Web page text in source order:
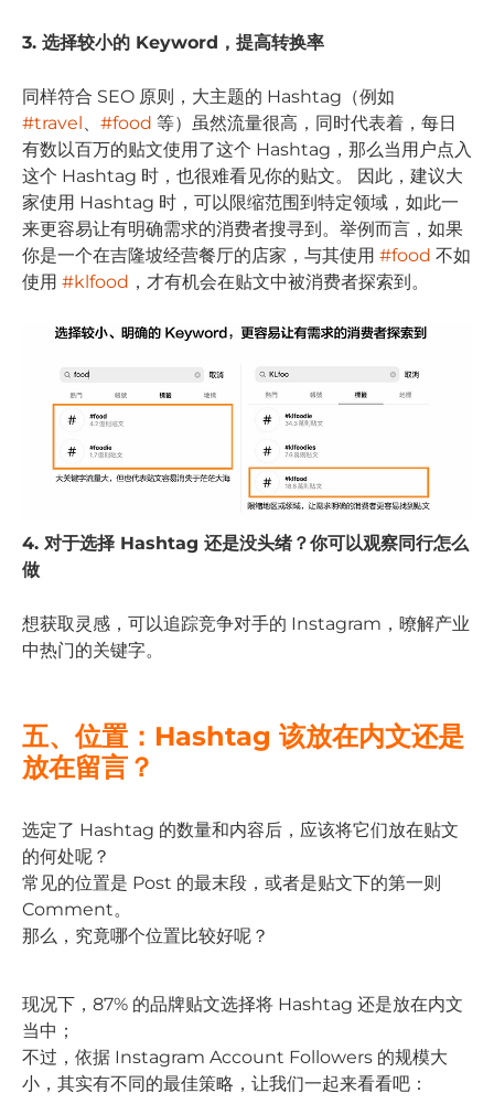
3. 选择较小的 Keyword，提高转换率
同样符合 SEO 原则，大主题的 Hashtag（例如
#travel
#food 等）虽然流量很高，同时代表着，每日
有数以百万的贴文使用了这个 Hashtag，那么当用户点入
这个 Hashtag 时，也很难看见你的贴文。 因此，建议大
家使用 Hashtag 时，可以限缩范围到特定领域，如此一
来更容易让有明确需求的消费者搜寻到。举例而言，如果
你是一个在吉隆坡经营餐厅的店家，与其使用 #food 不如
使用 #klfood ，才有机会在贴文中被消费者探索到。
4. 对于选择 Hashtag 还是没头绪？你可以观察同行怎么
做
想获取灵感，可以追踪竞争对手的 Instagram，暸解产业
中热门的关键字。
五、位置：Hashtag 该放在内文还是
放在留言？
选定了 Hashtag 的数量和内容后，应该将它们放在贴文
的何处呢？
常见的位置是 Post 的最末段，或者是贴文下的第一则
Comment。
那么，究竟哪个位置比较好呢？
现况下，87% 的品牌贴文选择将 Hashtag 还是放在内文
当中；
不过，依据 Instagram Account Followers 的规模大
小，其实有不同的最佳策略，让我们一起来看看吧：